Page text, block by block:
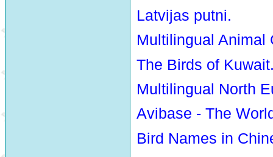
Latvijas putni.
Multilingual Animal
The Birds of
Multilingual North
Avibase - The
Bird Names in